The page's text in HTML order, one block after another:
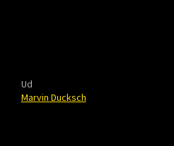
Ud
Marvin Ducksch